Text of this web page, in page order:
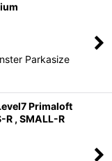
Parkasize
Primaloft
, SMALL-R